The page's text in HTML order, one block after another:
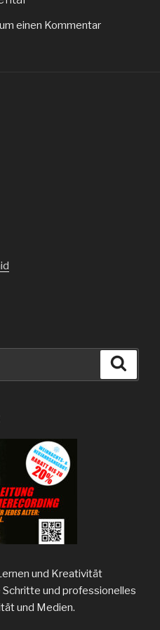
einen Kommentar
und Kreativität
und professionelles
und Medien.